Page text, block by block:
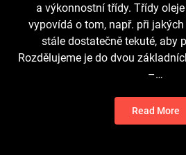
a výkonnostní třídy. Třídy
vypovídá o tom, např. při
stále dostatečně tekuté, aby
Rozdělujeme je do dvou
–…
Read More